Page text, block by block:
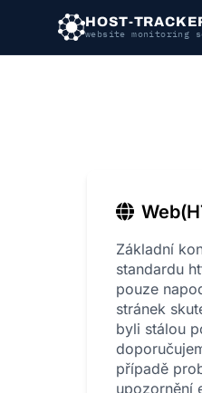
HOST-
website monitoring
Základní
standardu
pouze
stránek
byli stálou
případě
upozornění